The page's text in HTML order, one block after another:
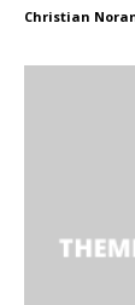
Christian